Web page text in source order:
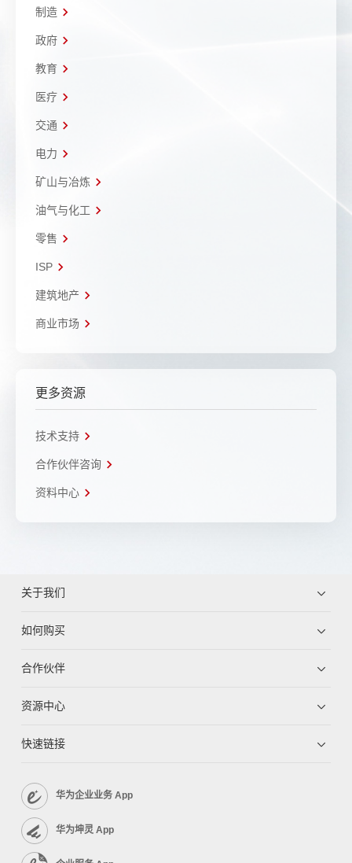
制造
政府
教育
医疗
交通
电力
矿山与冶炼
油气与化工
零售
ISP
建筑地产
商业市场
更多资源
技术支持
合作伙伴咨询
资料中心
关于我们
如何购买
合作伙伴
资源中心
快速链接
华为企业业务 App
华为坤灵 App